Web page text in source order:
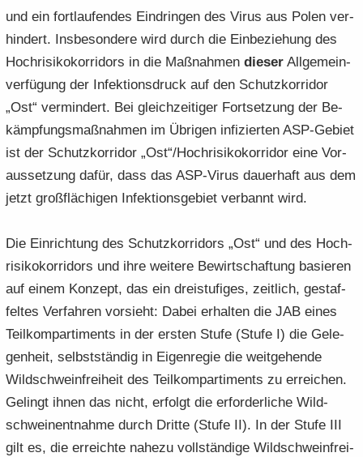
und ein fort­lau­fen­des Ein­drin­gen des Virus aus Polen ver­
hin­dert. Ins­be­son­de­re wird durch die Ein­be­zie­hung des
Hoch­ri­si­ko­kor­ri­dors in die Maß­nah­men die­ser All­ge­mein­
ver­fü­gung der In­fek­ti­ons­druck auf den Schutz­kor­ri­dor
„Ost“ ver­min­dert. Bei gleich­zei­ti­ger Fort­set­zung der Be­
kämp­fungs­maß­nah­men im Üb­ri­gen in­fi­zier­ten ASP-​Gebiet
ist der Schutz­kor­ri­dor „Ost“/Hoch­ri­si­ko­kor­ri­dor eine Vor­
aus­set­zung dafür, dass das ASP-​Virus dau­er­haft aus dem
jetzt groß­flä­chi­gen In­fek­ti­ons­ge­biet ver­bannt wird.
Die Ein­rich­tung des Schutz­kor­ri­dors „Ost“ und des Hoch­
ri­si­ko­kor­ri­dors und ihre wei­te­re Be­wirt­schaf­tung ba­sie­ren
auf einem Kon­zept, das ein drei­stu­fi­ges, zeit­lich, ge­staf­
fel­tes Ver­fah­ren vor­sieht: Dabei er­hal­ten die JAB eines
Teil­kom­par­ti­ments in der ers­ten Stufe (Stufe I) die Ge­le­
gen­heit, selbst­stän­dig in Ei­gen­re­gie die weit­ge­hen­de
Wild­schwein­frei­heit des Teil­kom­par­ti­ments zu er­rei­chen.
Ge­lingt ihnen das nicht, er­folgt die er­for­der­li­che Wild­
schweine­nt­nah­me durch Drit­te (Stufe II). In der Stufe III
gilt es, die er­reich­te na­he­zu voll­stän­di­ge Wild­schwein­frei­